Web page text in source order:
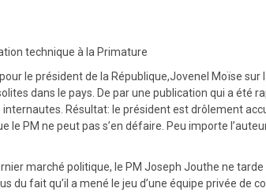
technique à la Primature
le président de la République,Jovenel Moïse
dans le pays. De par une publication qui a été
Résultat: le président est drôlement
le PM ne peut pas s’en défaire. Peu importe
marché politique, le PM Joseph Jouthe ne
du fait qu’il a mené le jeu d’une équipe privée